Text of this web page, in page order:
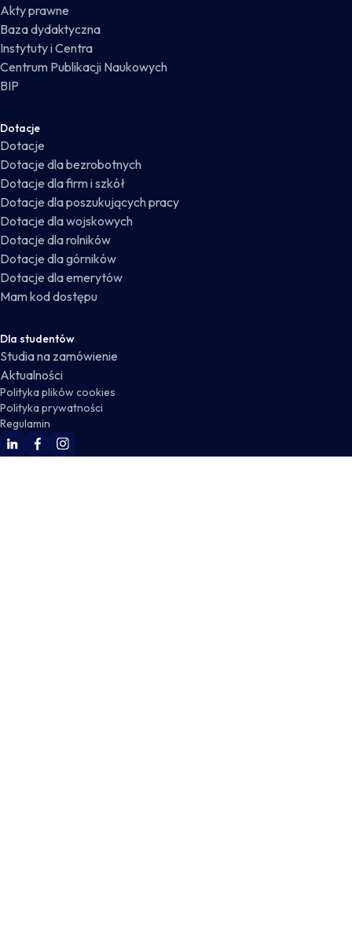
Akty prawne
Baza dydaktyczna
Instytuty i Centra
Centrum Publikacji Naukowych
BIP
Dotacje
Dotacje
Dotacje dla bezrobotnych
Dotacje dla firm i szkół
Dotacje dla poszukujących pracy
Dotacje dla wojskowych
Dotacje dla rolników
Dotacje dla górników
Dotacje dla emerytów
Mam kod dostępu
Dla studentów
Studia na zamówienie
Aktualności
Polityka plików cookies
Polityka prywatności
Regulamin
WSKZ Linkedin
WSKZ Facebook
WSKZ Instagram